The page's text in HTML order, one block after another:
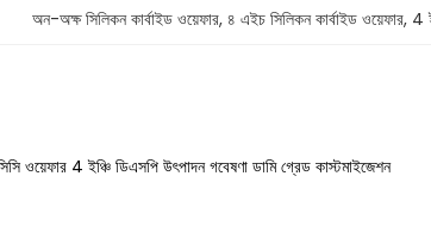
অন-অক্ষ সিলিকন কার্বাইড ওয়েফার, ৪ এইচ সিলিকন কার্বাইড ওয়েফার, 4
ওয়েফার 4 ইঞ্চি ডিএসপি উৎপাদন গবেষণা ডামি গ্রেড কাস্টমাইজেশন